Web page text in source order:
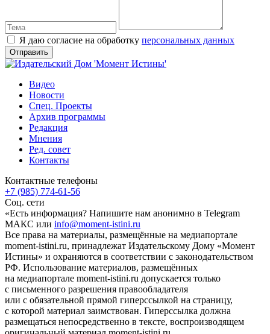
Я даю согласие на обработку персональных данных
Видео
Новости
Спец. Проекты
Архив программы
Редакция
Мнения
Ред. совет
Контакты
Контактные телефоны
+7 (985) 774-61-56
Соц. сети
«Есть информация? Напишите нам анонимно в Telegram
МАКС или info@moment-istini.ru
Все права на материалы, размещённые на медиапортале
moment-istini.ru, принадлежат Издательскому Дому «Момент
Истины» и охраняются в соответствии с законодательством
РФ. Использование материалов, размещённых
на медиапортале moment-istini.ru допускается только
с письменного разрешения правообладателя
или с обязательной прямой гиперссылкой на страницу,
с которой материал заимствован. Гиперссылка должна
размещаться непосредственно в тексте, воспроизводящем